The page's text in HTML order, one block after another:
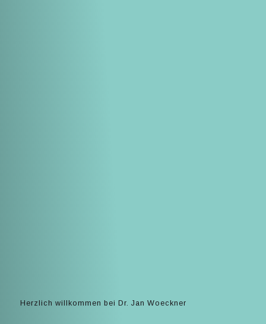
Herzlich willkommen bei Dr. Jan Woeckner